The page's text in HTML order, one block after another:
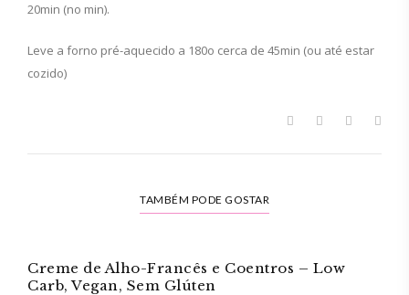
20min (no min).
Leve a forno pré-aquecido a 180o cerca de 45min (ou até estar
cozido)
TAMBÉM PODE GOSTAR
Creme de Alho-Francês e Coentros – Low
Carb, Vegan, Sem Glúten